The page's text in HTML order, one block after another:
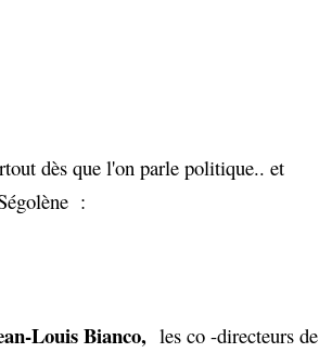
dès que l'on parle politique.. et
:
Louis Bianco, les co -directeurs de